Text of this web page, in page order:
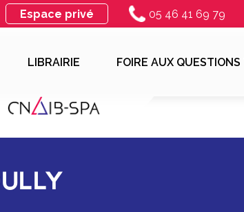
Espace privé 05 46 41 69 79
LIBRAIRIE FOIRE AUX QUESTIONS